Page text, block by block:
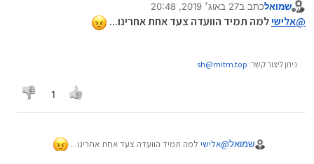
מנותק
שמואלכתב ב27 באוג׳ 2019, 20:48
נערך לאחרונה על ידי
@אלישילמה תמיד הוועדה צעד אחת אחרינו...
ניתן ליצור קשר: sh@mitm.top
1
שמואל@אלישי למה תמיד הוועדה צעד אחת אחרינו...